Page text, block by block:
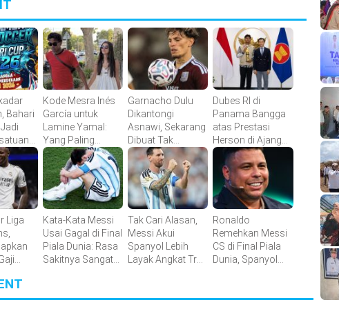
Bahari
Bola
Kode Mesra Inés
García untuk
Lamine Yamal:
Yang Paling
Kubutuhkan
Garnacho Dulu
Dikantongi
Asnawi, Sekarang
Dibuat Tak
Berkutik oleh
Indonesia All Star
Dubes RI di
Panama Bangga
atas Prestasi
Herson di Ajang
Kompetisi Dunia
Liga
Kata-Kata Messi
Usai Gagal di Final
Piala Dunia: Rasa
Sakitnya Sangat
Tak Cari Alasan,
Messi Akui
Spanyol Lebih
Layak Angkat Trofi
Ronaldo
Remehkan Messi
CS di Final Piala
Dunia, Spanyol
Lawan Argentina